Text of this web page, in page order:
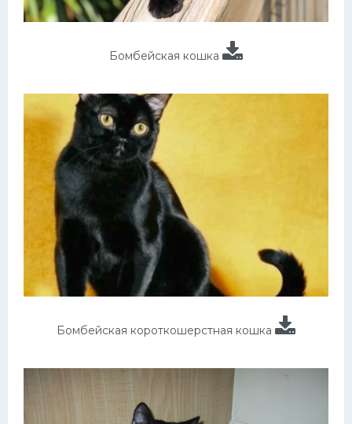
Бомбейская кошка
Бомбейская короткошерстная кошка